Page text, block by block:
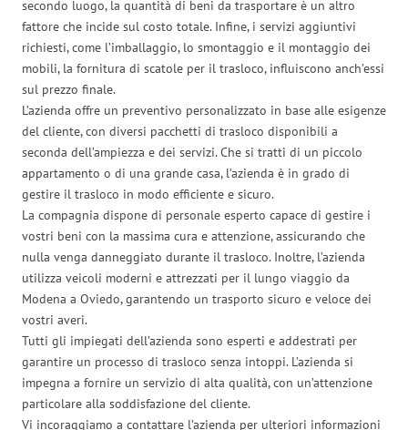
secondo luogo, la quantità di beni da trasportare è un altro
fattore che incide sul costo totale. Infine, i servizi aggiuntivi
richiesti, come l’imballaggio, lo smontaggio e il montaggio dei
mobili, la fornitura di scatole per il trasloco, influiscono anch’essi
sul prezzo finale.
L’azienda offre un preventivo personalizzato in base alle esigenze
del cliente, con diversi pacchetti di trasloco disponibili a
seconda dell’ampiezza e dei servizi. Che si tratti di un piccolo
appartamento o di una grande casa, l’azienda è in grado di
gestire il trasloco in modo efficiente e sicuro.
La compagnia dispone di personale esperto capace di gestire i
vostri beni con la massima cura e attenzione, assicurando che
nulla venga danneggiato durante il trasloco. Inoltre, l’azienda
utilizza veicoli moderni e attrezzati per il lungo viaggio da
Modena a Oviedo, garantendo un trasporto sicuro e veloce dei
vostri averi.
Tutti gli impiegati dell’azienda sono esperti e addestrati per
garantire un processo di trasloco senza intoppi. L’azienda si
impegna a fornire un servizio di alta qualità, con un’attenzione
particolare alla soddisfazione del cliente.
Vi incoraggiamo a contattare l’azienda per ulteriori informazioni